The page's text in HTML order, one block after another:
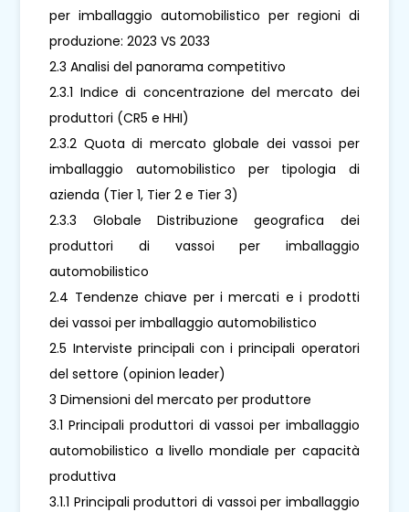
per imballaggio automobilistico per regioni di
produzione: 2023 VS 2033
2.3 Analisi del panorama competitivo
2.3.1 Indice di concentrazione del mercato dei
produttori (CR5 e HHI)
2.3.2 Quota di mercato globale dei vassoi per
imballaggio automobilistico per tipologia di
azienda (Tier 1, Tier 2 e Tier 3)
2.3.3 Globale Distribuzione geografica dei
produttori di vassoi per imballaggio
automobilistico
2.4 Tendenze chiave per i mercati e i prodotti
dei vassoi per imballaggio automobilistico
2.5 Interviste principali con i principali operatori
del settore (opinion leader)
3 Dimensioni del mercato per produttore
3.1 Principali produttori di vassoi per imballaggio
automobilistico a livello mondiale per capacità
produttiva
3.1.1 Principali produttori di vassoi per imballaggio